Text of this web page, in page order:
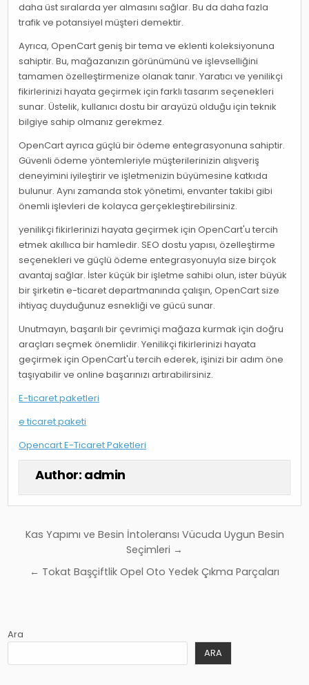
daha üst sıralarda yer almasını sağlar. Bu da daha fazla
trafik ve potansiyel müşteri demektir.
Ayrıca, OpenCart geniş bir tema ve eklenti koleksiyonuna
sahiptir. Bu, mağazanızın görünümünü ve işlevselliğini
tamamen özelleştirmenize olanak tanır. Yaratıcı ve yenilikçi
fikirlerinizi hayata geçirmek için farklı tasarım seçenekleri
sunar. Üstelik, kullanıcı dostu bir arayüzü olduğu için teknik
bilgiye sahip olmanız gerekmez.
OpenCart ayrıca güçlü bir ödeme entegrasyonuna sahiptir.
Güvenli ödeme yöntemleriyle müşterilerinizin alışveriş
deneyimini iyileştirir ve işletmenizin büyümesine katkıda
bulunur. Aynı zamanda stok yönetimi, envanter takibi gibi
önemli işlevleri de kolayca gerçekleştirebilirsiniz.
yenilikçi fikirlerinizi hayata geçirmek için OpenCart'u tercih
etmek akıllıca bir hamledir. SEO dostu yapısı, özelleştirme
seçenekleri ve güçlü ödeme entegrasyonuyla size birçok
avantaj sağlar. İster küçük bir işletme sahibi olun, ister büyük
bir şirketin e-ticaret departmanında çalışın, OpenCart size
ihtiyaç duyduğunuz esnekliği ve gücü sunar.
Unutmayın, başarılı bir çevrimiçi mağaza kurmak için doğru
araçları seçmek önemlidir. Yenilikçi fikirlerinizi hayata
geçirmek için OpenCart'u tercih ederek, işinizi bir adım öne
taşıyabilir ve online başarınızı artırabilirsiniz.
E-ticaret paketleri
e ticaret paketi
Opencart E-Ticaret Paketleri
Author: admin
Yazı
Kas Yapımı ve Besin İntoleransı Vücuda Uygun Besin
Seçimleri →
← Tokat Başçiftlik Opel Oto Yedek Çıkma Parçaları
Ara
ARA